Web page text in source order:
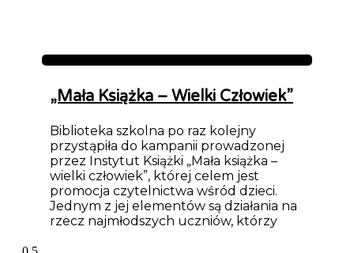
Aktualności
„Mała Książka – Wielki Człowiek”
Biblioteka szkolna po raz kolejny
przystąpiła do kampanii prowadzonej
przez Instytut Książki „Mała książka –
wielki człowiek”, której celem jest
promocja czytelnictwa wśród dzieci.
Jednym z jej elementów są działania na
rzecz najmłodszych uczniów, którzy